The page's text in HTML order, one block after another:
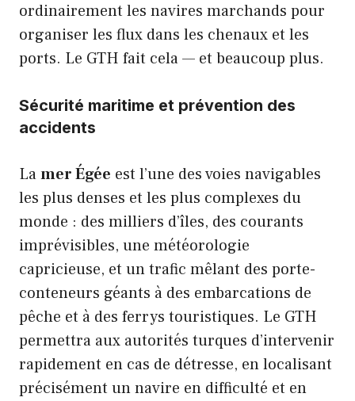
ordinairement les navires marchands pour
organiser les flux dans les chenaux et les
ports. Le GTH fait cela — et beaucoup plus.
Sécurité maritime et prévention des
accidents
Lamer Égée est l’une des voies navigables
les plus denses et les plus complexes du
monde : des milliers d’îles, des courants
imprévisibles, une météorologie
capricieuse, et un trafic mêlant des porte-
conteneurs géants à des embarcations de
pêche et à des ferrys touristiques. Le GTH
permettra aux autorités turques d’intervenir
rapidement en cas de détresse, en localisant
précisément un navire en difficulté et en